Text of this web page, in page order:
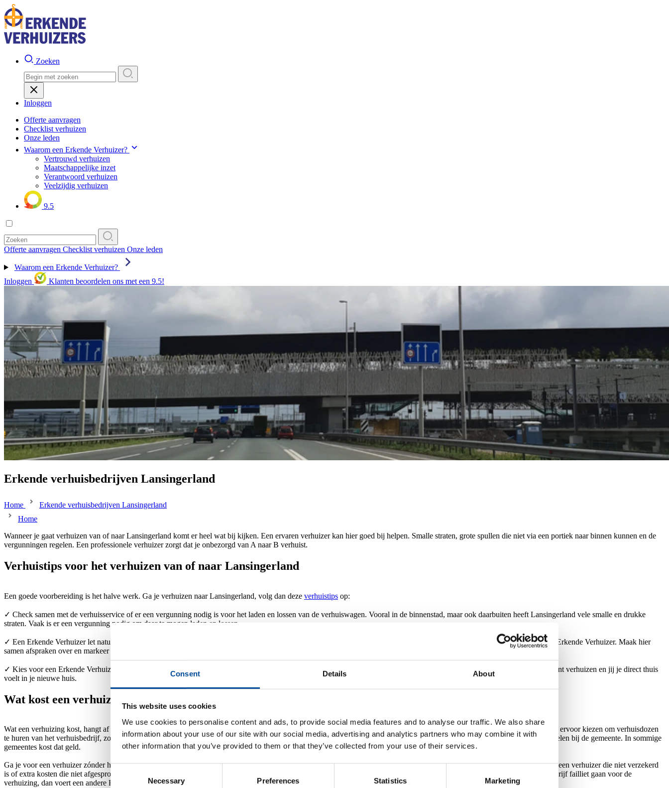
Consent Details About
This website uses cookies
We use cookies to personalise content and ads, to provide social media features and to analyse our traffic. We also share
information about your use of our site with our social media, advertising and analytics partners who may combine it with
other information that you’ve provided to them or that they’ve collected from your use of their services.
Consent
Selection
Necessary Preferences Statistics Marketing
Zoeken
Inloggen
Offerte aanvragen
Checklist verhuizen
Onze leden
Waarom een Erkende Verhuizer?
Vertrouwd verhuizen
Maatschappelijke inzet
Verantwoord verhuizen
Veelzijdig verhuizen
9.5
Offerte aanvragen Checklist verhuizen Onze leden
Waarom een Erkende Verhuizer?
Inloggen
Klanten beoordelen ons met een 9.5!
Erkende verhuisbedrijven Lansingerland
Home
Erkende verhuisbedrijven Lansingerland
Home
Wanneer je gaat verhuizen van of naar Lansingerland komt er heel wat bij kijken. Een ervaren verhuizer kan hier goed bij helpen. Smalle straten, grote spullen die niet via een portiek naar binnen kunnen en de
vergunningen regelen. Een professionele verhuizer zorgt dat je onbezorgd van A naar B verhuist.
Verhuistips voor het verhuizen van of naar Lansingerland
Een goede voorbereiding is het halve werk. Ga je verhuizen naar Lansingerland, volg dan deze verhuistips op:
✓ Check samen met de verhuisservice of er een vergunning nodig is voor het laden en lossen van de verhuiswagen. Vooral in de binnenstad, maar ook daarbuiten heeft Lansingerland vele smalle en drukke
straten. Vaak is er een vergunning nodig om daar te mogen laden en lossen.
✓ Een Erkende Verhuizer let natuurlijk goed op jouw spullen. Pak kwetsbare spullen extra goed in met bubbeltjesplastic of piepschuim en volg hierbij de inpakinstructie van de Erkende Verhuizer. Maak hier
samen afspraken over en markeer je kwetsbare spullen met bijvoorbeeld een felle sticker. Samen zorg je ervoor dat niets beschadigd.
✓ Kies voor een Erkende Verhuizer. Zo ben je zeker dat jouw kostbare spullen in deskundige handen zijn. Professionele en ervaren verhuizers zorgen ervoor dat jij zorgeloos kunt verhuizen en jij je direct thuis
voelt in je nieuwe huis.
Wat kost een verhuizing naar Lansingerland?
Wat een verhuizing kost, hangt af van hoeveel spullen, hoe ver en wanneer je wilt verhuizen. De Erkende Verhuizer berekent een prijs voor het volume aan spullen. Soms kun je ervoor kiezen om verhuisdozen
te huren van het verhuisbedrijf, zo heb je stevige kwaliteit. In bepaalde straten mag de verhuiswagen niet zomaar parkeren. Hiervoor heb je een vergunning nodig die je kunt regelen bij de gemeente. In sommige
gemeentes kost dat geld.
Ga je voor een verhuizer zónder het Erkende Verhuizers keurmerk, dan kunnen er achteraf vervelende kosten bijkomen. Denk bijvoorbeeld aan spullen die beschadigd zijn door een verhuizer die niet verzekerd
is of extra kosten die niet afgesproken waren. Bij verhuizers met het Erkende Verhuizers keurmerk is je inboedel verzekerd met de nieuwwaarde tot 100.000 euro. Mocht het bedrijf failliet gaan voor de
verhuizing, dan voert een andere Erkende Verhuizer de verhuizing uit. Lees hier meer over de garanties van Erkende Verhuizers.